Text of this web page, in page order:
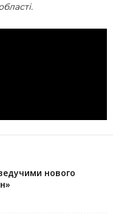
нового